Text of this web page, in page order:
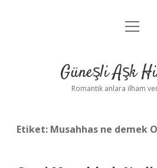
Anasayfa
Yasal Uyarı
menüyü
Güneşli Aşk
Romantik anlara ilham
Etiket: Musahhas ne demek